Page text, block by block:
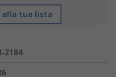
alla tua lista
2184